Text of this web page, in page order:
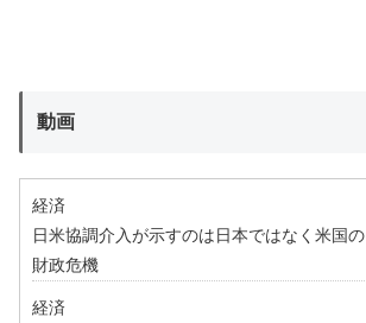
動画
経済
日米協調介入が示すのは日本ではなく米国の
財政危機
経済